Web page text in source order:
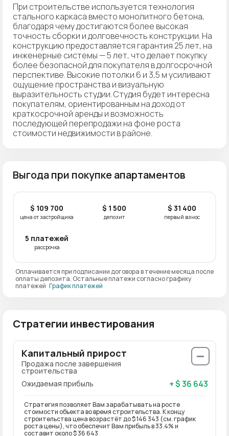
При строительстве используется технология
стального каркаса вместо монолитного бетона,
благодаря чему достигаются более высокая
точность сборки и долговечность конструкции. На
конструкцию предоставляется гарантия 25 лет, на
инженерные системы — 5 лет, что делает покупку
более безопасной для покупателя в долгосрочной
перспективе. Высокие потолки 6 и 3,5 м усиливают
ощущение пространства и визуальную
выразительность студии. Студия будет интересна
покупателям, ориентированным на доход от
краткосрочной аренды и возможность
последующей перепродажи на фоне роста
стоимости недвижимости в районе.
Выгода при покупке апартаментов
$ 109 700
цена от застройщика
$ 1 500
депозит
$ 31 400
первый взнос
5 платежей
рассрочка
Оплачивается при подписании договора в течение месяца после
оплаты депозита. Остальные платежи согласно графику
платежей График платежей
Стратегии инвестирования
Капитальный прирост
Продажа после завершения
строительства
Ожидаемая прибыль
+ $ 36 643
Стратегия позволяет Вам зарабатывать на росте
стоимости объекта во время строительства. К концу
строительства цена возрастёт до $ 146 343 (см. график
роста цены), что обеспечит Вам прибыль в 33.4% и
составит около $ 36 643